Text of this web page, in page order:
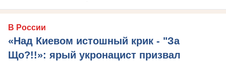
В России
«Над Киевом истошный крик - "За
Що?!!»: ярый укронацист призвал